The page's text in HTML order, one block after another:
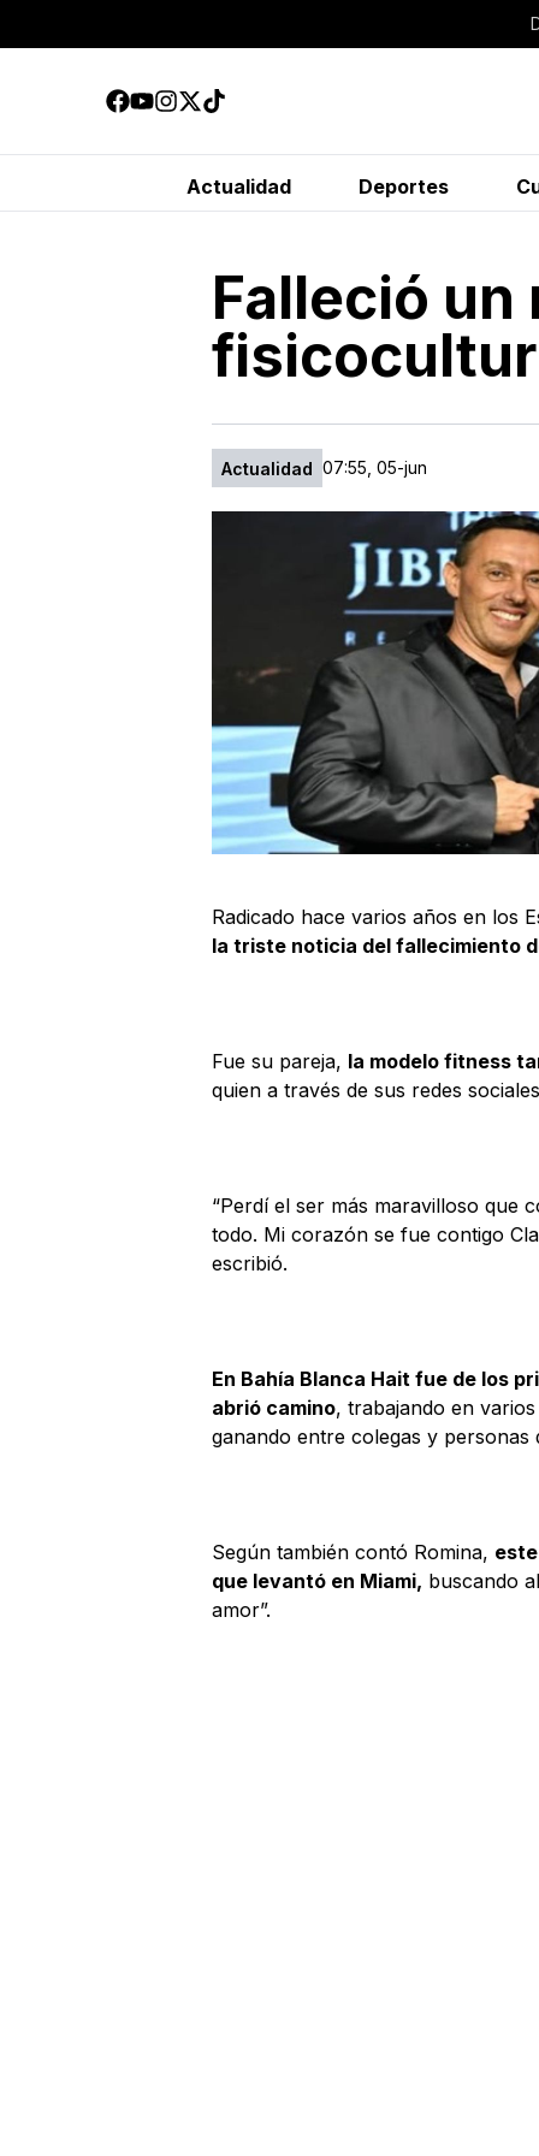
Actualidad Deportes
Falleció
Actualidad 07:55, 05-jun
Radicado hace varios años en los
la triste noticia del fallecimiento
Fue su pareja, la modelo fitness
quien a través de sus redes sociales
“Perdí el ser más maravilloso que
todo. Mi corazón se fue contigo
escribió.
En Bahía Blanca Hait fue de los
abrió camino, trabajando en
ganando entre colegas y personas
Según también contó Romina,
que levantó en Miami, buscando
amor”.